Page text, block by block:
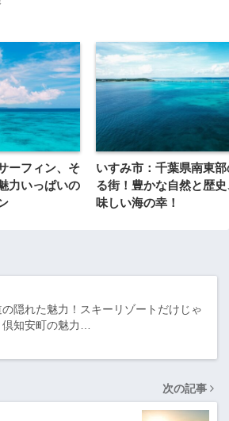
ーフィン、そ
力いっぱいの
いすみ市：千葉県南東
る街！豊かな自然と歴
味しい海の幸！
隠れた魅力！スキーリゾートだけじゃ
知安町の魅力…
次の記事